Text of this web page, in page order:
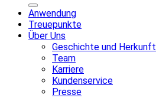
Anwendung
Treuepunkte
Über Uns
Geschichte und Herkunft
Team
Karriere
Kundenservice
Presse